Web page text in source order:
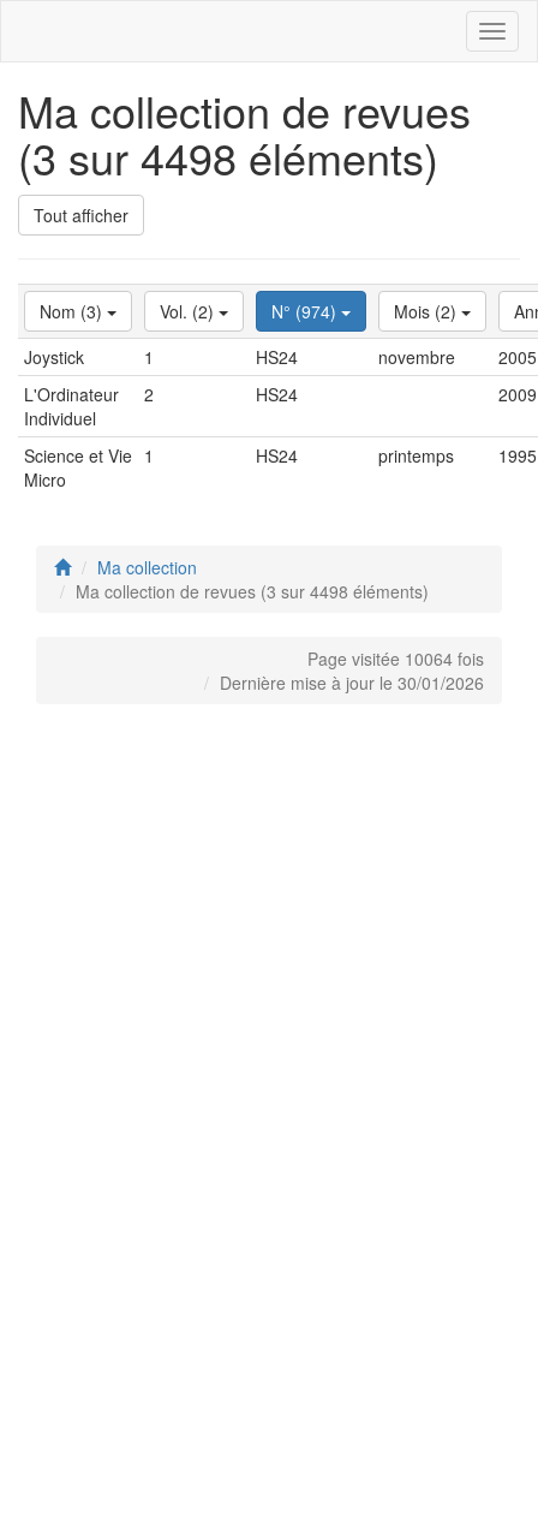
Ma collection de revues
(3 sur 4498 éléments)
Tout afficher
Nom (3) Vol. (2) N° (974) Mois (2)
Joystick
1 HS24 novembre
2005
L'Ordinateur
Individuel
2 HS24 2009
Science et Vie
Micro
1 HS24 printemps 1995
Ma collection
Ma collection de revues (3 sur 4498 éléments)
Page visitée 10064 fois
Dernière mise à jour le 30/01/2026